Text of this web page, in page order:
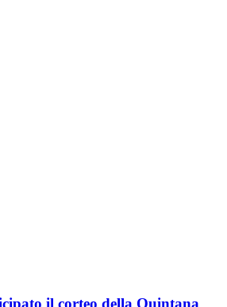
il corteo della Quintana